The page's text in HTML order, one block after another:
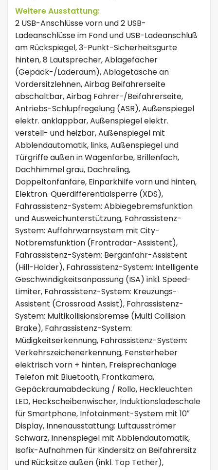
Weitere Ausstattung:
2 USB-Anschlüsse vorn und 2 USB-
Ladeanschlüsse im Fond und USB-Ladeanschluß
am Rückspiegel, 3-Punkt-Sicherheitsgurte
hinten, 8 Lautsprecher, Ablagefächer
(Gepäck-/Laderaum), Ablagetasche an
Vordersitzlehnen, Airbag Beifahrerseite
abschaltbar, Airbag Fahrer-/Beifahrerseite,
Antriebs-Schlupfregelung (ASR), Außenspiegel
elektr. anklappbar, Außenspiegel elektr.
verstell- und heizbar, Außenspiegel mit
Abblendautomatik, links, Außenspiegel und
Türgriffe außen in Wagenfarbe, Brillenfach,
Dachhimmel grau, Dachreling,
Doppeltonfanfare, Einparkhilfe vorn und hinten,
Elektron. Querdifferentialsperre (XDS),
Fahrassistenz-System: Abbiegebremsfunktion
und Ausweichunterstützung, Fahrassistenz-
System: Auffahrwarnsystem mit City-
Notbremsfunktion (Frontradar-Assistent),
Fahrassistenz-System: Berganfahr-Assistent
(Hill-Holder), Fahrassistenz-System: Intelligente
Geschwindigkeitsanpassung (ISA) inkl. Speed-
Limiter, Fahrassistenz-System: Kreuzungs-
Assistent (Crossroad Assist), Fahrassistenz-
System: Multikollisionsbremse (Multi Collision
Brake), Fahrassistenz-System:
Müdigkeitserkennung, Fahrassistenz-System:
Verkehrszeichenerkennung, Fensterheber
elektrisch vorn + hinten, Freisprechanlage
Telefon mit Bluetooth, Frontkamera,
Gepäckraumabdeckung / Rollo, Heckleuchten
LED, Heckscheibenwischer, Induktionsladeschale
für Smartphone, Infotainment-System mit 10″
Display, Innenausstattung: Luftausströmer
Schwarz, Innenspiegel mit Abblendautomatik,
Isofix-Aufnahmen für Kindersitz an Beifahrersitz
und Rücksitze außen (inkl. Top Tether),